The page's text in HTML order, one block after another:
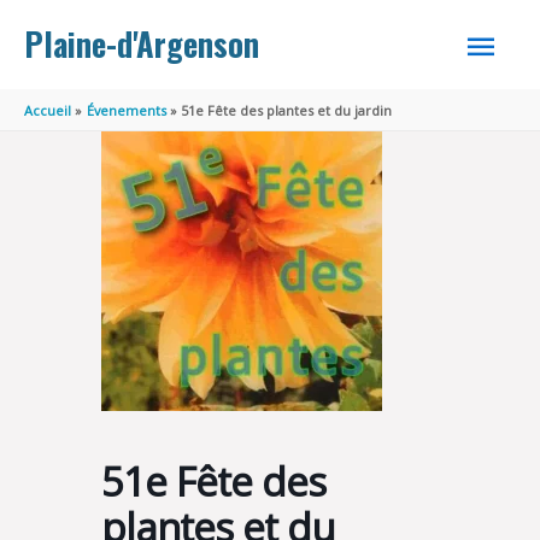
Plaine-d'Argenson
MENU
Accueil Évenements 51e Fête des plantes et du jardin
51e Fête des
plantes et du